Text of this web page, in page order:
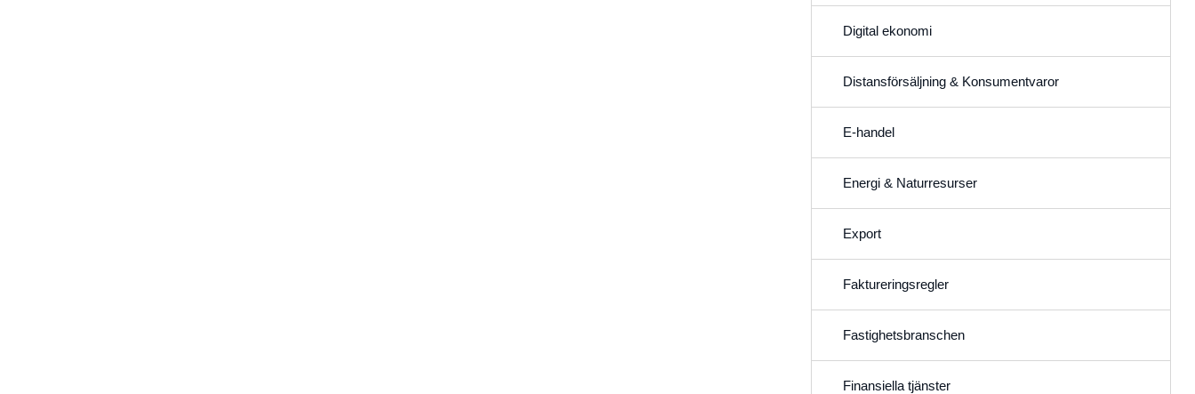
Digital ekonomi
Distansförsäljning & Konsumentvaror
E-handel
Energi & Naturresurser
Export
Faktureringsregler
Fastighetsbranschen
Finansiella tjänster